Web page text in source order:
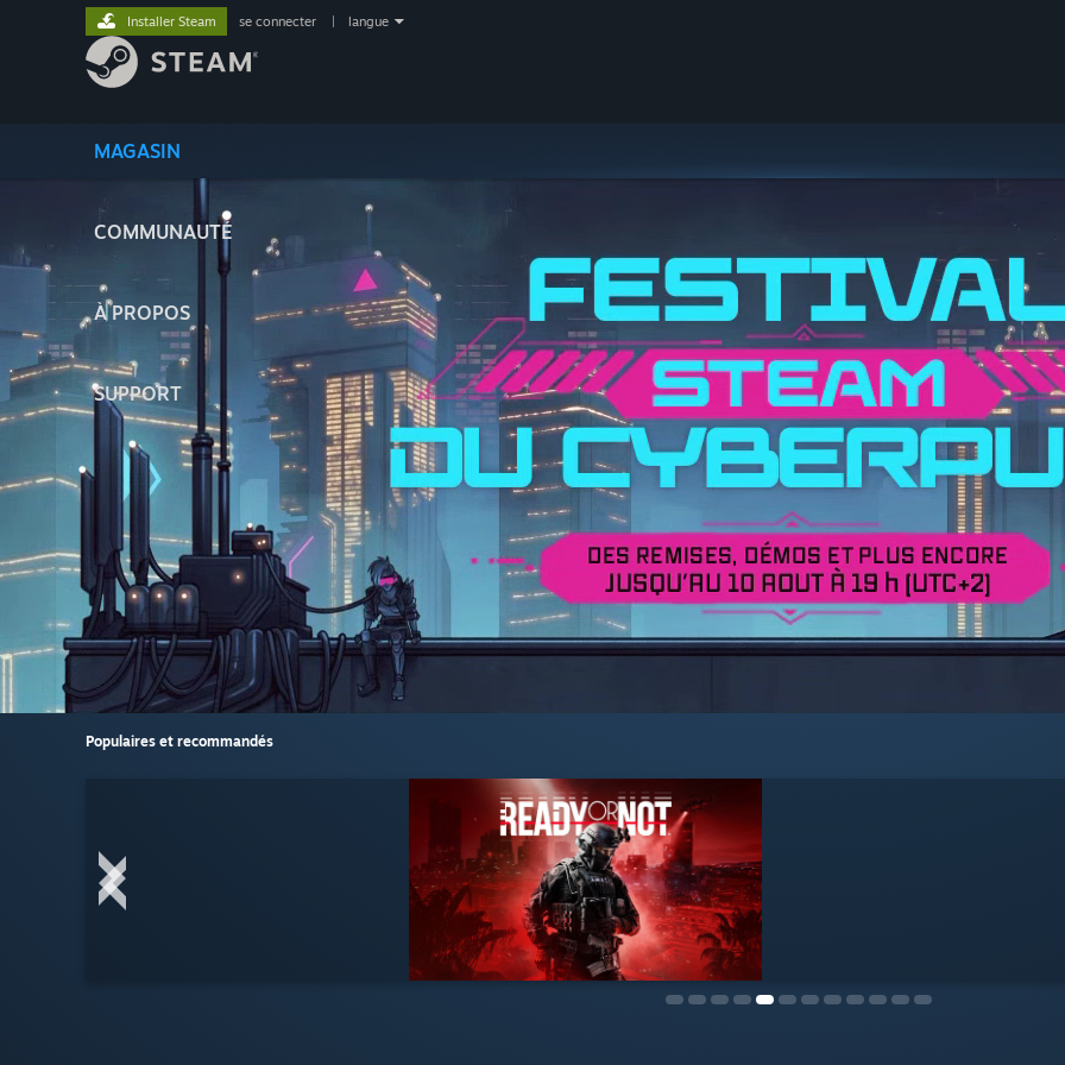
MAGASIN
COMMUNAUTÉ
À PROPOS
SUPPORT
Installer Steam se connecter langue
Populaires et recommandés